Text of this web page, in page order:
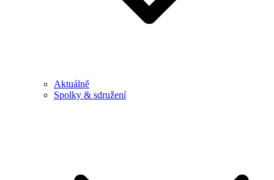
Aktuálně
Spolky & sdružení